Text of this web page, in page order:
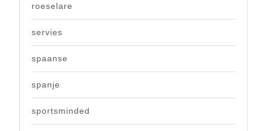
roeselare
servies
spaanse
spanje
sportsminded